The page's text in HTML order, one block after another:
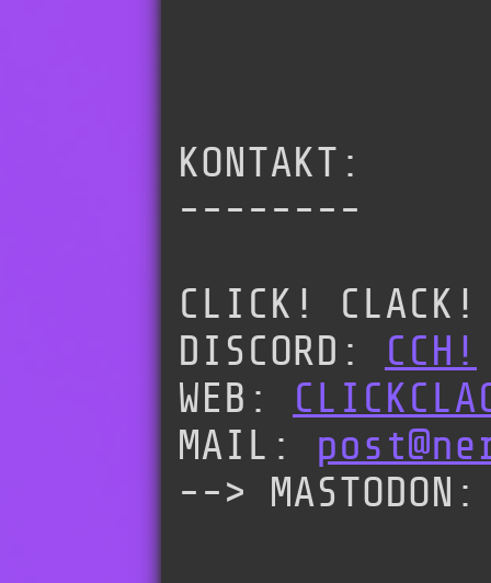
KONTAKT:
--------
CLICK! CLACK!
DISCORD: CCH!
WEB:
MAIL:
-->